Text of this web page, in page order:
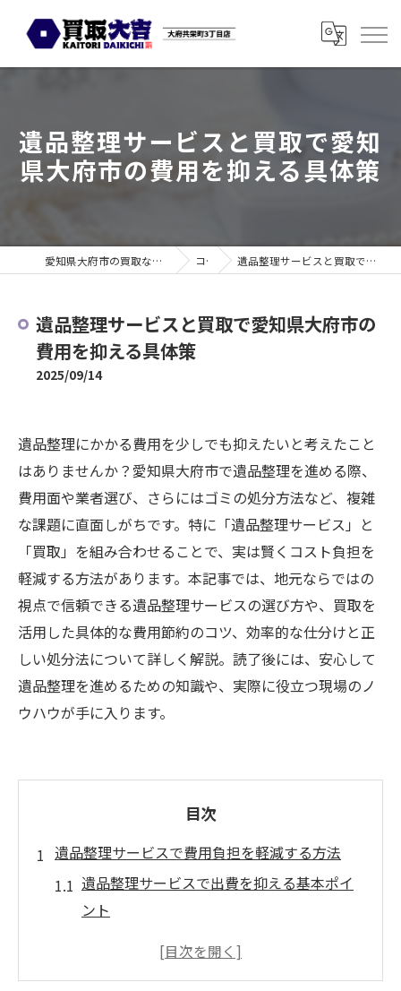
遺品整理サービスと買取で愛知
県大府市の費用を抑える具体策
愛知県大府市の買取なら買取大吉 大府共栄町3丁目店 コラム 遺品整理サービスと買取で愛知県大府市の費用を抑える具体策
遺品整理サービスと買取で愛知県大府市の
費用を抑える具体策
2025/09/14
遺品整理にかかる費用を少しでも抑えたいと考えたこと
はありませんか？愛知県大府市で遺品整理を進める際、
費用面や業者選び、さらにはゴミの処分方法など、複雑
な課題に直面しがちです。特に「遺品整理サービス」と
「買取」を組み合わせることで、実は賢くコスト負担を
軽減する方法があります。本記事では、地元ならではの
視点で信頼できる遺品整理サービスの選び方や、買取を
活用した具体的な費用節約のコツ、効率的な仕分けと正
しい処分法について詳しく解説。読了後には、安心して
遺品整理を進めるための知識や、実際に役立つ現場のノ
ウハウが手に入ります。
目次
遺品整理サービスで費用負担を軽減する方法
遺品整理サービスで出費を抑える基本ポイ
ント
買取対応の遺品整理業者を選ぶコツ